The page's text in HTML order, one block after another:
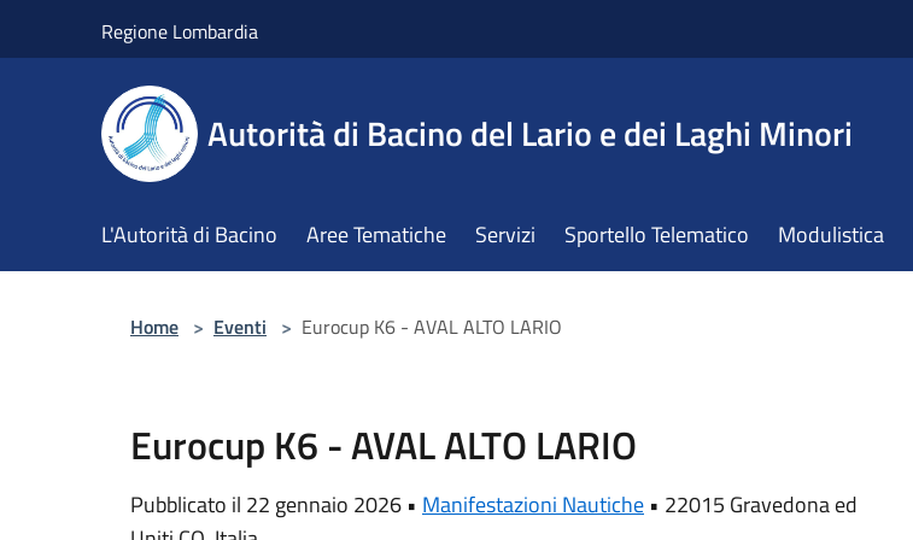
Regione Lombardia
Autorità di Bacino del Lario e dei Laghi Minori
L'Autorità di Bacino Aree Tematiche Servizi Sportello Telematico Modulistica
Home > Eventi > Eurocup K6 - AVAL ALTO LARIO
Eurocup K6 - AVAL ALTO LARIO
Pubblicato il 22 gennaio 2026 • Manifestazioni Nautiche • 22015 Gravedona ed